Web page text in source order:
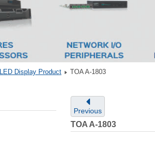
LED Display Product TOA A-1803
Previous
TOA A-1803